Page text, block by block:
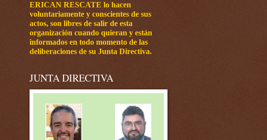
ERICAN RESCATE lo hacen
voluntariamente y conscientes de sus
actos, son libres de salir de esta
organización cuando quieran y están
informados en todo momento de las
deliberaciones de su Junta Directiva.
JUNTA DIRECTIVA